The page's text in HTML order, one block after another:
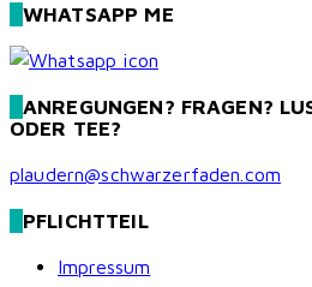
WHATSAPP ME
ANREGUNGEN? FRAGEN?
ODER TEE?
plaudern@schwarzerfaden.com
PFLICHTTEIL
Impressum